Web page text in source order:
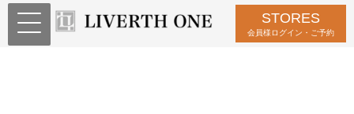
STORES
会員様ログイン・ご予約